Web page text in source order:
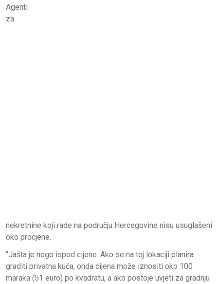
Agenti
za
nekretnine koji rade na području Hercegovine nisu usuglašeni
oko procjene.
"Jašta je nego ispod cijene. Ako se na toj lokaciji planira
graditi privatna kuća, onda cijena može iznositi oko 100
maraka (51 euro) po kvadratu, a ako postoje uvjeti za gradnju